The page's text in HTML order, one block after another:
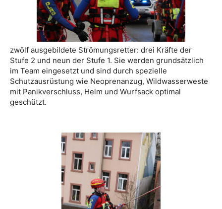
zwölf ausgebildete Strömungsretter: drei Kräfte der
Stufe 2 und neun der Stufe 1. Sie werden grundsätzlich
im Team eingesetzt und sind durch spezielle
Schutzausrüstung wie Neoprenanzug, Wildwasserweste
mit Panikverschluss, Helm und Wurfsack optimal
geschützt.